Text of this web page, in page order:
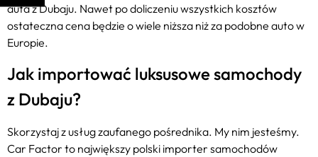
auta z Dubaju. Nawet po doliczeniu wszystkich kosztów
ostateczna cena będzie o wiele niższa niż za podobne auto w
Europie.
Jak importować luksusowe samochody
z Dubaju?
Skorzystaj z usług zaufanego pośrednika. My nim jesteśmy.
Car Factor to największy polski importer samochodów